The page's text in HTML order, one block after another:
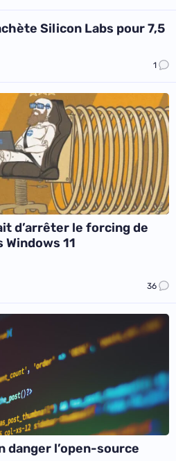
Silicon Labs pour 7,5
1
d’arrêter le forcing de
11
36
danger l’open-source